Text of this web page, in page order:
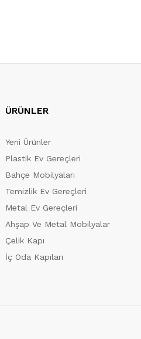
ÜRÜNLER
Yeni Ürünler
Plastik Ev Gereçleri
Bahçe Mobilyaları
Temizlik Ev Gereçleri
Metal Ev Gereçleri
Ahşap Ve Metal Mobilyalar
Çelik Kapı
İç Oda Kapıları